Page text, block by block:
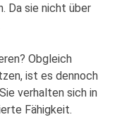
Da sie nicht über
Obgleich
ist es dennoch
verhalten sich in
Fähigkeit.